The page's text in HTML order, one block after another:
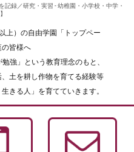
記録／研究・実習 - 幼稚園・小学校・中学・
）の自由学園「トップペー
の皆様へ
強」という教育理念のもと、
土を耕し作物を育てる経験等
きる人」を育てていきます。